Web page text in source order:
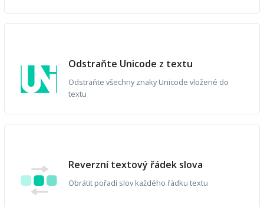
Odstraňte Unicode z textu
Odstraňte všechny znaky Unicode vložené do
textu
Reverzní textový řádek slova
Obrátit pořadí slov každého řádku textu